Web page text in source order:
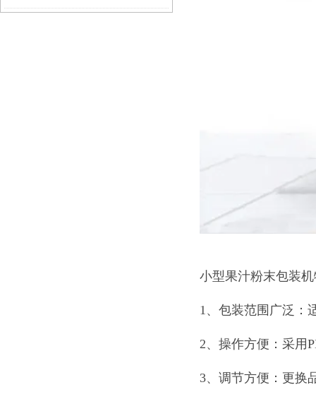
小型果汁粉末包装
1、包装范围广泛：
2、操作方便：采用
3、调节方便：更换